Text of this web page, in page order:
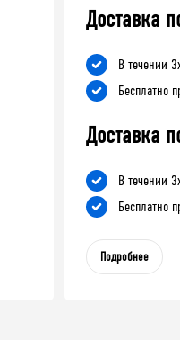
Доставка
В течении
Бесплатно
Доставка
В течении
Бесплатно
Подробнее